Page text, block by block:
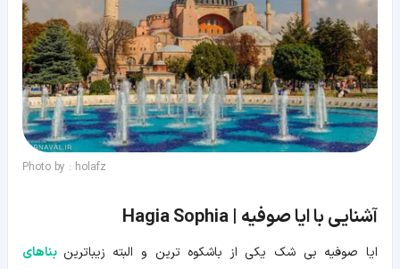
Photo by : holafz
آشنایی با ایا صوفیه | Hagia Sophia
ایا صوفیه بی شک یکی از باشکوه ترین و البته زیباترین بناهای